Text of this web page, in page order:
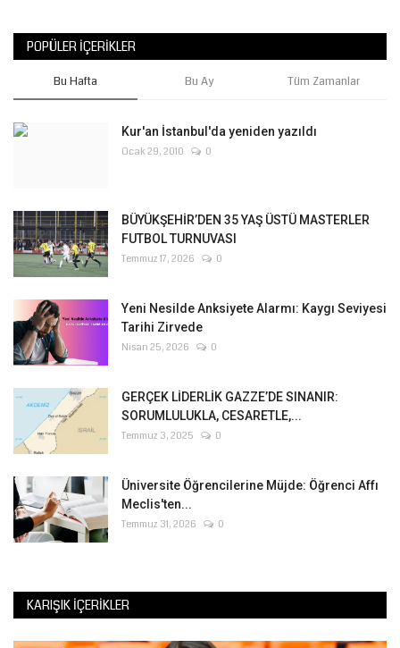
POPÜLER İÇERIKLER
Bu Hafta Bu Ay Tüm Zamanlar
Kur'an İstanbul'da yeniden yazıldı
Ocak 29, 2010 0
BÜYÜKŞEHİR’DEN 35 YAŞ ÜSTÜ MASTERLER
FUTBOL TURNUVASI
Temmuz 17, 2026 0
Yeni Nesilde Anksiyete Alarmı: Kaygı Seviyesi
Tarihi Zirvede
Nisan 25, 2026 0
GERÇEK LİDERLİK GAZZE’DE SINANIR:
SORUMLULUKLA, CESARETLE,...
Temmuz 3, 2025 0
Üniversite Öğrencilerine Müjde: Öğrenci Affı
Meclis'ten...
Temmuz 31, 2026 0
KARIŞIK İÇERIKLER